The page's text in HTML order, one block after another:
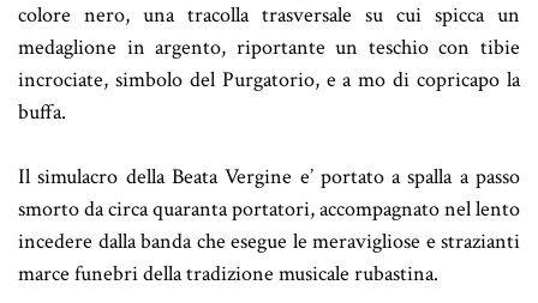
colore nero, una tracolla trasversale su cui spicca un
medaglione in argento, riportante un teschio con tibie
incrociate, simbolo del Purgatorio, e a mo di copricapo la
buffa.
Il simulacro della Beata Vergine e’ portato a spalla a passo
smorto da circa quaranta portatori, accompagnato nel lento
incedere dalla banda che esegue le meravigliose e strazianti
marce funebri della tradizione musicale rubastina.